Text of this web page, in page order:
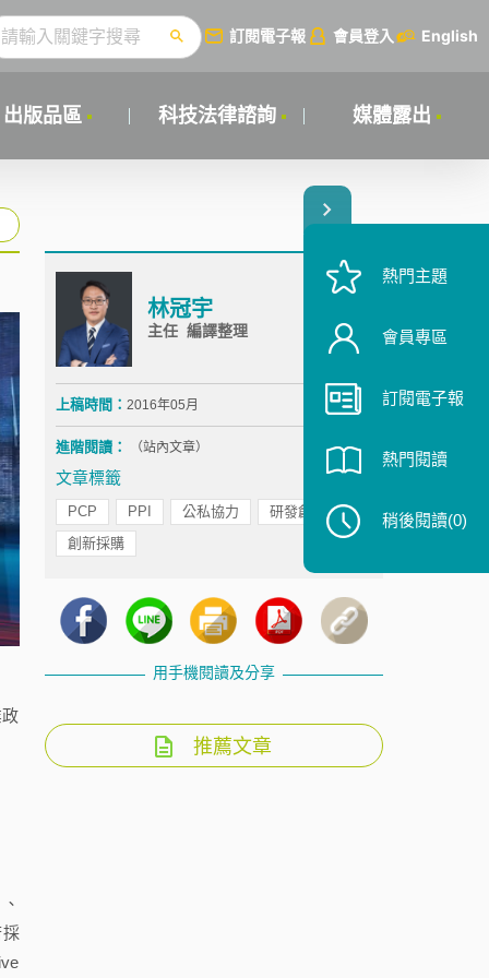
訂閱電子報 會員登入 English
出版品區 科技法律諮詢 媒體露出
林冠宇
主任 編譯整理
上稿時間： 2016年05月
進階閱讀： （站內文章）
文章標籤
PCP PPI 公私協力
研發創新政策
創新採購
用手機閱讀及分享
推薦文章
熱門主題
會員專區
訂閱電子報
熱門閱讀
稍後閱讀(0)